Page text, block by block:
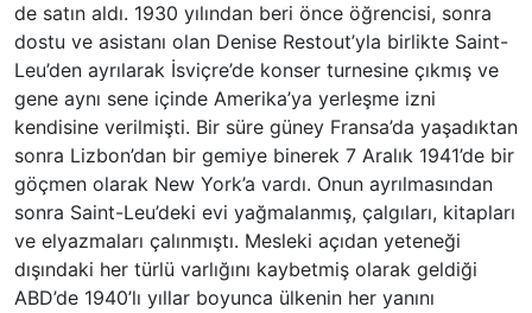
de satın aldı. 1930 yılından beri önce öğrencisi, sonra
dostu ve asistanı olan Denise Restout’yla birlikte Saint-
Leu’den ayrılarak İsviçre’de konser turnesine çıkmış ve
gene aynı sene içinde Amerika’ya yerleşme izni
kendisine verilmişti. Bir süre güney Fransa’da yaşadıktan
sonra Lizbon’dan bir gemiye binerek 7 Aralık 1941’de bir
göçmen olarak New York’a vardı. Onun ayrılmasından
sonra Saint-Leu’deki evi yağmalanmış, çalgıları, kitapları
ve elyazmaları çalınmıştı. Mesleki açıdan yeteneği
dışındaki her türlü varlığını kaybetmiş olarak geldiği
ABD’de 1940’lı yıllar boyunca ülkenin her yanını